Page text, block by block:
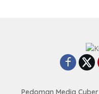
Pedoman Media Cyber